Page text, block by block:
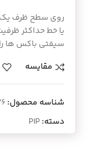
یا خط حداکثر
سیفتی باکس ها
مقایسه
شناسه محصول:
دسته:PIP